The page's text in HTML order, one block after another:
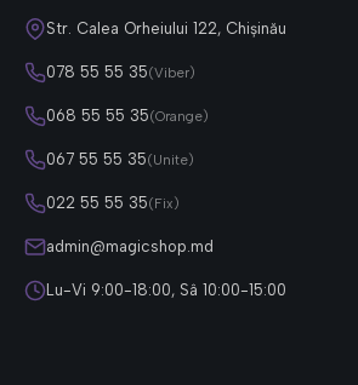
Str. Calea Orheiului 122, Chișinău
078 55 55 35(Viber)
068 55 55 35(Orange)
067 55 55 35(Unite)
022 55 55 35(Fix)
admin@magicshop.md
Lu-Vi 9:00-18:00, Sâ 10:00-15:00